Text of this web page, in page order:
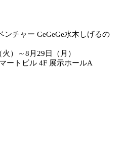
チャー GeGeGe水木しげるの
）～8月29日（月）
ートビル 4F 展示ホールA